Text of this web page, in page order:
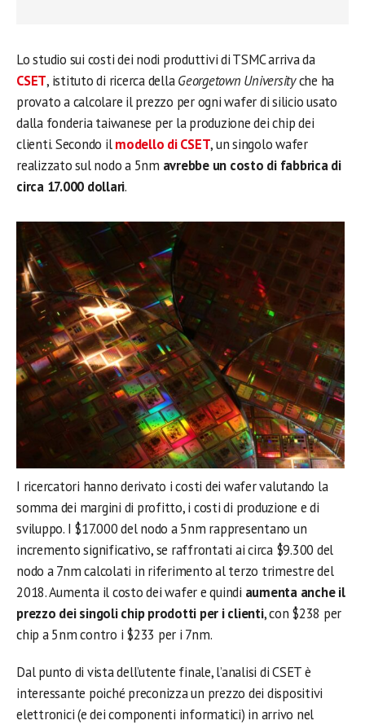
Lo studio sui costi dei nodi produttivi di TSMC arriva da
CSET, istituto di ricerca dellaGeorgetown Universityche ha
provato a calcolare il prezzo per ogni wafer di silicio usato
dalla fonderia taiwanese per la produzione dei chip dei
clienti. Secondo ilmodello di CSET, un singolo wafer
realizzato sul nodo a 5nm avrebbe un costo di fabbrica di
circa 17.000 dollari.
I ricercatori hanno derivato i costi dei wafer valutando la
somma dei margini di profitto, i costi di produzione e di
sviluppo. I $17.000 del nodo a 5nm rappresentano un
incremento significativo, se raffrontati ai circa $9.300 del
nodo a 7nm calcolati in riferimento al terzo trimestre del
2018. Aumenta il costo dei wafer e quindi aumenta anche il
prezzo dei singoli chip prodotti per i clienti, con $238 per
chip a 5nm contro i $233 per i 7nm.
Dal punto di vista dell’utente finale, l’analisi di CSET è
interessante poiché preconizza un prezzo dei dispositivi
elettronici (e dei componenti informatici) in arrivo nel